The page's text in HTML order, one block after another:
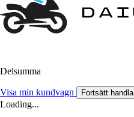
Delsumma
Visa min kundvagn Fortsätt handla
Loading...